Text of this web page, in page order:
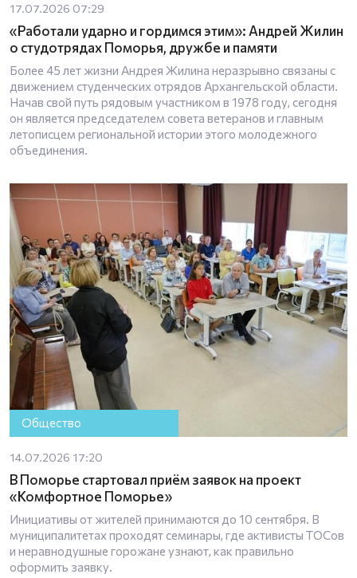
17.07.2026 07:29
«Работали ударно и гордимся этим»: Андрей Жилин
о студотрядах Поморья, дружбе и памяти
Более 45 лет жизни Андрея Жилина неразрывно связаны с
движением студенческих отрядов Архангельской области.
Начав свой путь рядовым участником в 1978 году, сегодня
он является председателем совета ветеранов и главным
летописцем региональной истории этого молодежного
объединения.
Общество
14.07.2026 17:20
В Поморье стартовал приём заявок на проект
«Комфортное Поморье»
Инициативы от жителей принимаются до 10 сентября. В
муниципалитетах проходят семинары, где активисты ТОСов
и неравнодушные горожане узнают, как правильно
оформить заявку.